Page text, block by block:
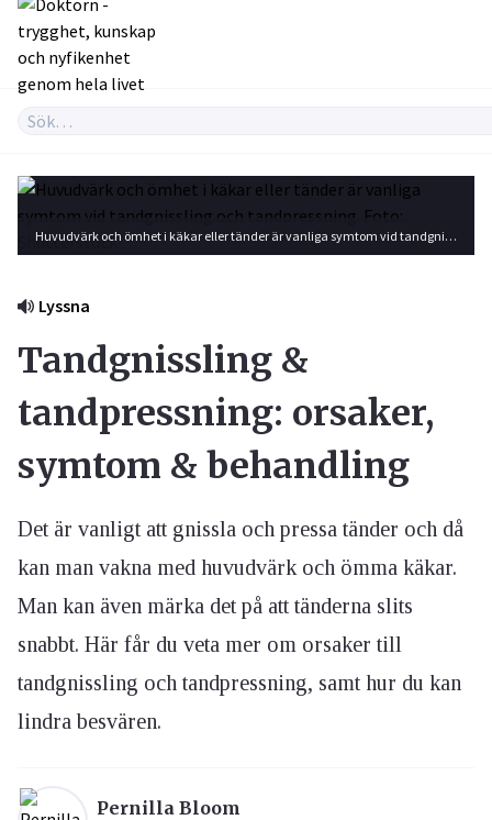
Huvudvärk och ömhet i käkar eller tänder är vanliga symtom vid tandgnissling och tandpressning. Foto: Shutterstock
Lyssna
Tandgnissling &
tandpressning: orsaker,
symtom & behandling
Det är vanligt att gnissla och pressa tänder och då
kan man vakna med huvudvärk och ömma käkar.
Man kan även märka det på att tänderna slits
snabbt. Här får du veta mer om orsaker till
tandgnissling och tandpressning, samt hur du kan
lindra besvären.
Pernilla Bloom